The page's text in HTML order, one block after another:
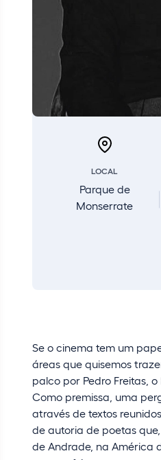
LOCAL
Parque de
Monserrate
Se o cinema tem um
áreas que quisemos
palco por Pedro Freitas,
Como premissa, uma
através de textos
de autoria de poetas
de Andrade, na América